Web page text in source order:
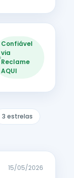
Confiável
via
Reclame
AQUI
3 estrelas
15/05/2026